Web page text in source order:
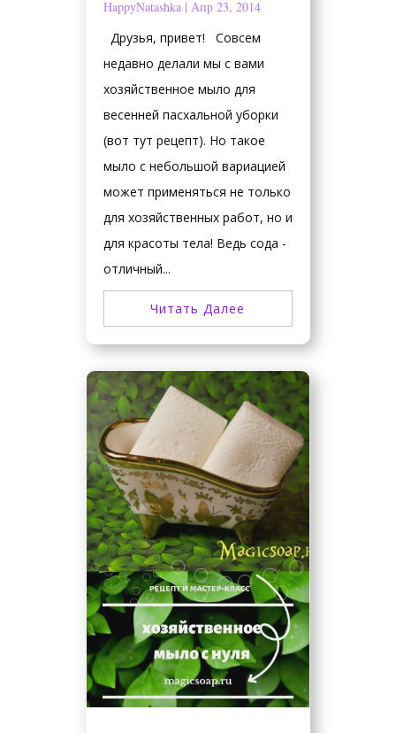
HappyNatashka| Апр 23, 2014
Друзья, привет! Совсем
недавно делали мы с вами
хозяйственное мыло для
весенней пасхальной уборки
(вот тут рецепт). Но такое
мыло с небольшой вариацией
может применяться не только
для хозяйственных работ, но и
для красоты тела! Ведь сода -
отличный...
Читать Далее